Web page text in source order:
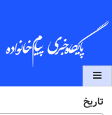
تاریخ